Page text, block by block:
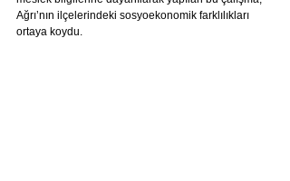
Ağrı’nın ilçelerindeki sosyoekonomik farklılıkları
ortaya koydu.